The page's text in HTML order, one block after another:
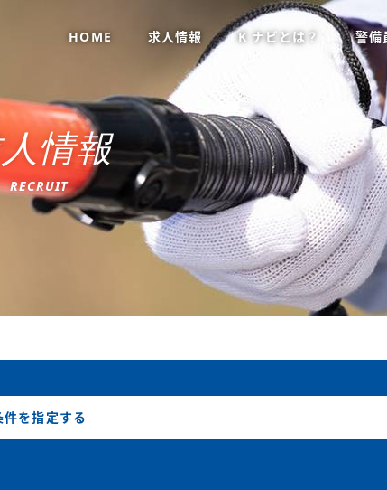
HOME 求人情報 K ナビとは？ 警備
人情報
RECRUIT
件を指定する